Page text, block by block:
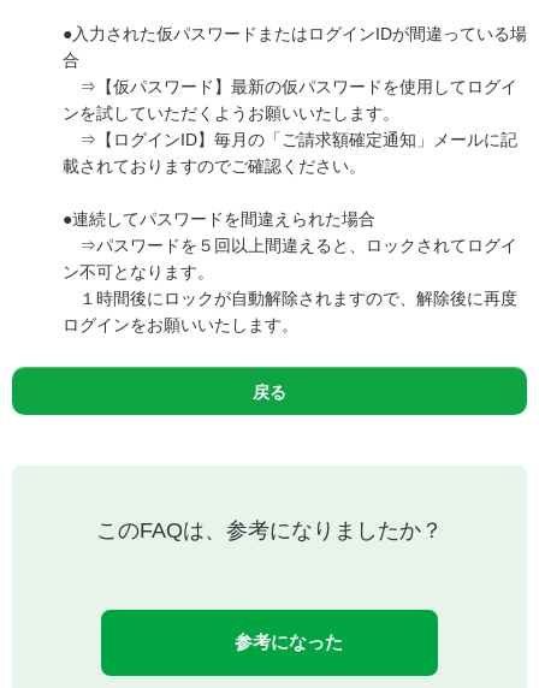
●入力された仮パスワードまたはログインIDが間違っている場
合
⇒【仮パスワード】最新の仮パスワードを使用してログイ
ンを試していただくようお願いいたします。
⇒【ログインID】毎月の「ご請求額確定通知」メールに記
載されておりますのでご確認ください。
●連続してパスワードを間違えられた場合
⇒パスワードを５回以上間違えると、ロックされてログイ
ン不可となります。
１時間後にロックが自動解除されますので、解除後に再度
ログインをお願いいたします。
戻る
このFAQは、参考になりましたか？
参考になった